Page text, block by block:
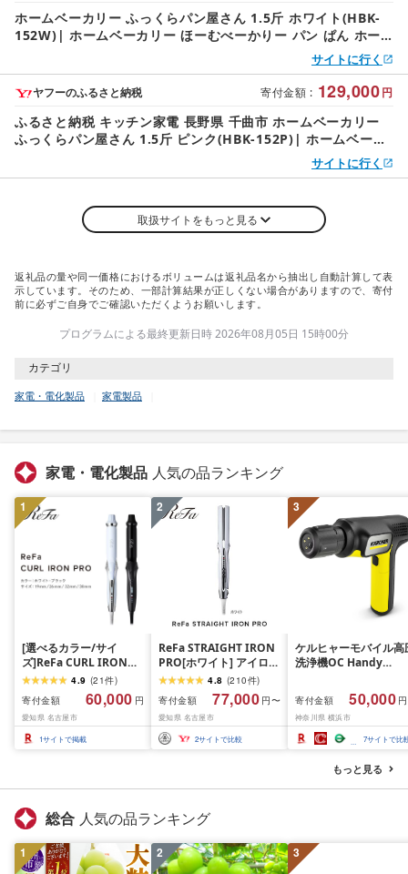
ホームベーカリー ふっくらパン屋さん 1.5斤 ホワイト(HBK-
152W)| ホームベーカリー ほーむべーかりー パン ぱん ホー
ム おうち お家 手作り 手作りパン パン焼き器 ふんわり食パン
食パン 自家製 ふっくら 斤 1.5 ブレッド ベーカリー 焼き芋 ヨ
ーグルト ジャム MK エムケー精工 信州 長野県
サイトに行く
寄付金額 : 129,000円
ヤフーのふるさと納税
ふるさと納税 キッチン家電 長野県 千曲市 ホームベーカリー
ふっくらパン屋さん 1.5斤 ピンク(HBK-152P)| ホームベーカ
サイトに行く
取扱サイトをもっと見る
返礼品の量や同一価格におけるボリュームは返礼品名から抽出し自動計算して表
示しています。そのため、一部計算結果が正しくない場合がありますので、寄付
前に必ずご自身でご確認いただくようお願いします。
プログラムによる最終更新日時 2026年08月05日 15時00分
カテゴリ
家電・電化製品 家電製品
家電・電化製品 人気の品ランキング
1
[選べるカラー/サイ
ズ]ReFa CURL IRON
PRO(ホワイト or ブラッ
ク/19mm・26mm・
32mm・38mm)| リフ
ァ カールアイロン 海外
対応 ヘアアイロン コテ
艶 傷まない 人気 おすす
め
4.9 (21件)
寄付金額
60,000 円
愛知県 名古屋市
1サイトで掲載
2
ReFa STRAIGHT IRON
PRO[ホワイト] アイロン
家電 美容 リファ アイロ
4.8 (210件)
寄付金額
77,000 円〜
愛知県 名古屋市
2サイトで比較
3
ケルヒャーモバイル高
洗浄機OC Handy
神奈川県 横浜市 生活
電 日用品 人気 おすす
送料無料 掃除 便利 コ
パクト 高圧洗浄機 ポ
タブル清掃 泡洗浄 家
ラク ベランダ掃除
寄付金額 50,000
神奈川県 横浜市
7サイトで比
もっと見る
総合 人気の品ランキング
1 2 3